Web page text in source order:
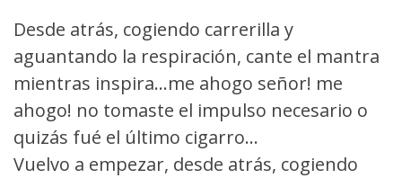
Desde atrás, cogiendo carrerilla y
aguantando la respiración, cante el mantra
mientras inspira...me ahogo señor! me
ahogo! no tomaste el impulso necesario o
quizás fué el último cigarro...
Vuelvo a empezar, desde atrás, cogiendo